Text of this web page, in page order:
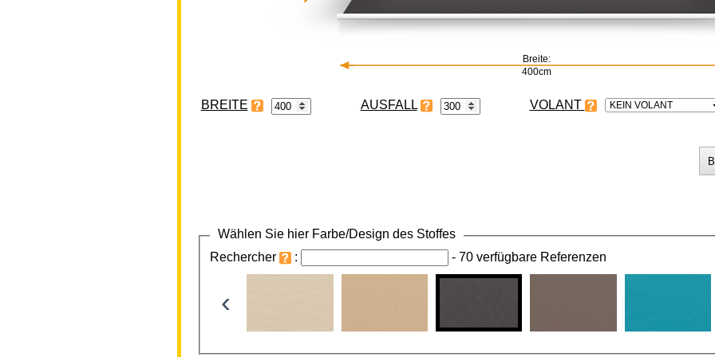
Breite:
400cm
BREITE VOLANT KEIN VOLANT
Wählen Sie hier Farbe/Design des Stoffes
Rechercher
: - 70 verfügbare Referenzen
‹